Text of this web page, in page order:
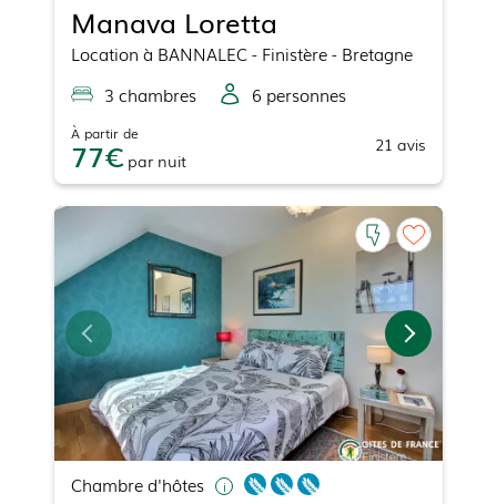
Manava Loretta
Location à BANNALEC- Finistère - Bretagne
3 chambres 6 personnes
À partir de
77 par nuit
21 avis
Chambre d'hôtes